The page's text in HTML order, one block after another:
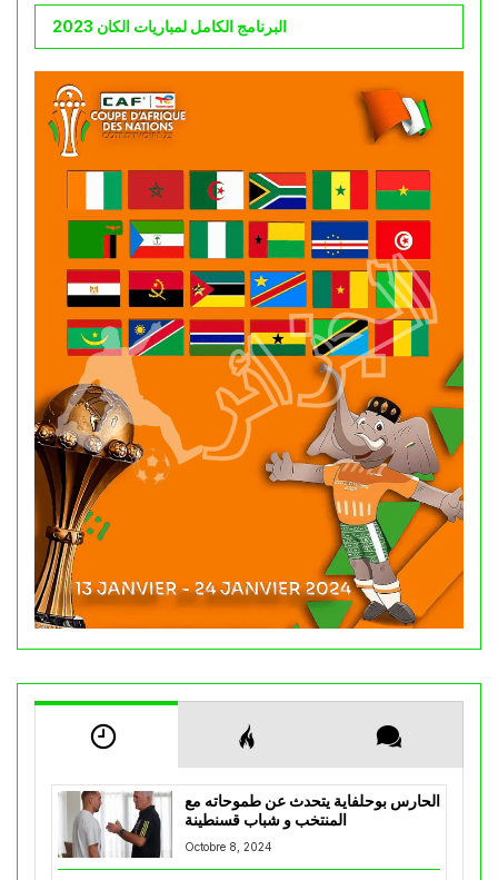
البرنامج الكامل لمباريات الكان 2023
الحارس بوحلفاية يتحدث عن طموحاته مع
المنتخب و شباب قسنطينة
Octobre 8, 2024